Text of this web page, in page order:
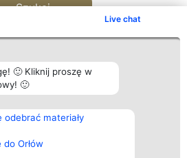
Live chat
🙂 Kliknij proszę w
🙂
materiały
Orłów
Szukaj
Plebiscyt
Laureaci
wszystkich
Laureatów
Kontakt
Kontakt